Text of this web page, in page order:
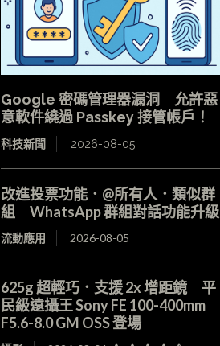
Google 密碼管理器漏洞 允許惡
意軟件繞過 Passkey 接管帳戶！
科技新聞 2026-08-05
改進投票功能．@所有人．類似群
組 WhatsApp 群組對話功能升級
流動應用 2026-08-05
625g 超輕巧．支援 2x 增距鏡 平
民級遠攝王 Sony FE 100-400mm
F5.6-8.0 GM OSS 登場